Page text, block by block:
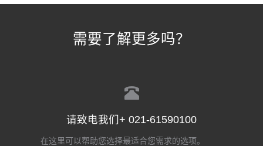
需要了解更多吗？
请致电我们+ 021-61590100
在这里可以帮助您选择最适合您需求的选项。